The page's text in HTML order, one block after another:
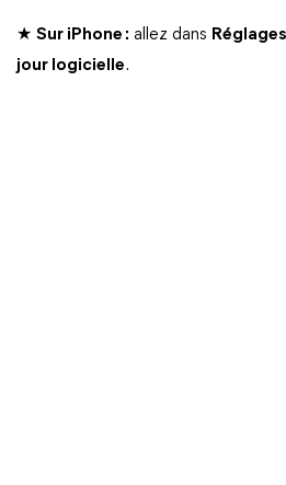
★ Sur iPhone : allez dans Réglages
jour logicielle.